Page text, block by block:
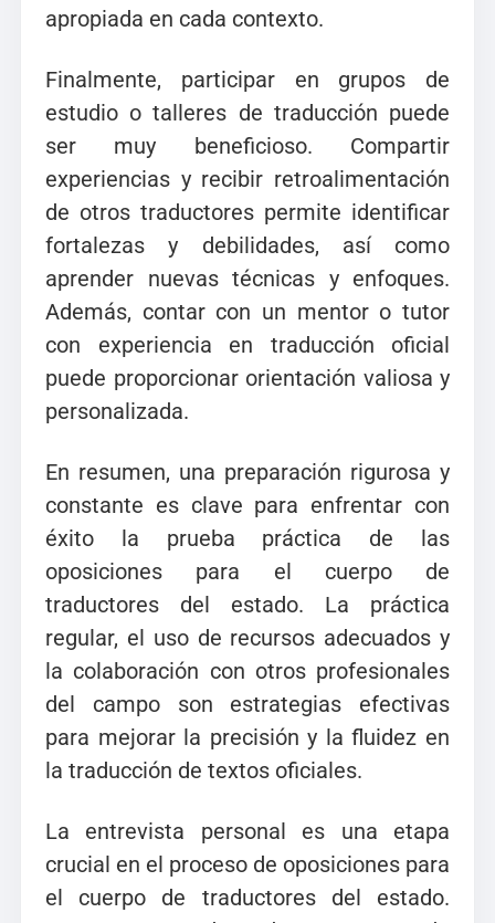
apropiada en cada contexto.
Finalmente, participar en grupos de
estudio o talleres de traducción puede
ser muy beneficioso. Compartir
experiencias y recibir retroalimentación
de otros traductores permite identificar
fortalezas y debilidades, así como
aprender nuevas técnicas y enfoques.
Además, contar con un mentor o tutor
con experiencia en traducción oficial
puede proporcionar orientación valiosa y
personalizada.
En resumen, una preparación rigurosa y
constante es clave para enfrentar con
éxito la prueba práctica de las
oposiciones para el cuerpo de
traductores del estado. La práctica
regular, el uso de recursos adecuados y
la colaboración con otros profesionales
del campo son estrategias efectivas
para mejorar la precisión y la fluidez en
la traducción de textos oficiales.
La entrevista personal es una etapa
crucial en el proceso de oposiciones para
el cuerpo de traductores del estado.